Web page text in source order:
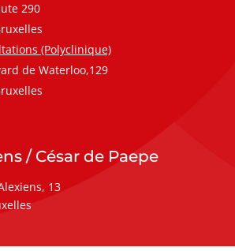
290
(Polyclinique)
de Waterloo,129
/ César de Paepe
13